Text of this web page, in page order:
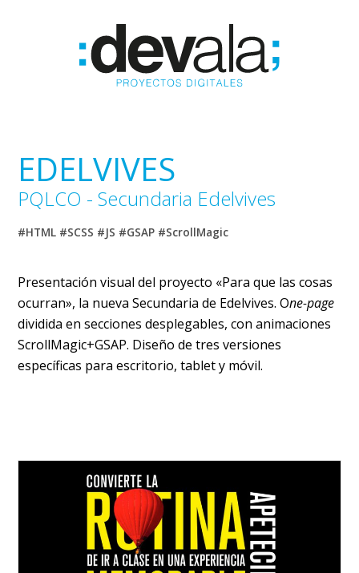
EDELVIVES
PQLCO - Secundaria Edelvives
#HTML #SCSS #JS #GSAP #ScrollMagic
Presentación visual del proyecto «Para que las cosas
ocurran», la nueva Secundaria de Edelvives. One-page
dividida en secciones desplegables, con animaciones
ScrollMagic+GSAP. Diseño de tres versiones
específicas para escritorio, tablet y móvil.